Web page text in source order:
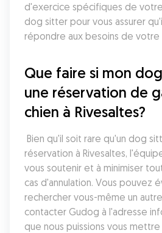
d'exercice spécifiques de
dog sitter pour vous assurer
répondre aux besoins de votre
Que faire si mon
une réservation de
chien à Rivesaltes?
réservation à Rivesaltes,
vous soutenir et à minimiser
cas d'annulation. Vous pouvez
rechercher vous-même un
contacter Gudog à l'adresse
que nous puissions vous